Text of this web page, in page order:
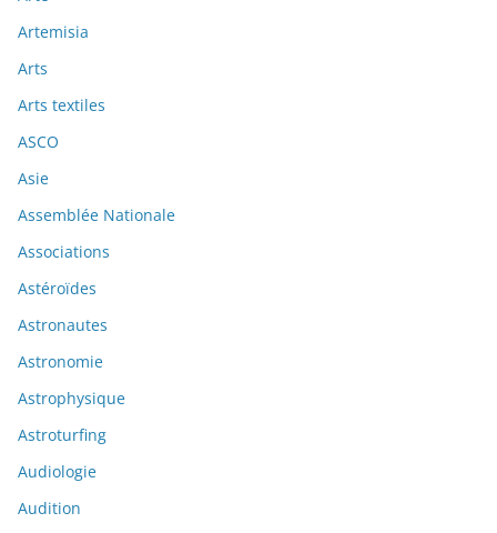
Artemisia
Arts
Arts textiles
ASCO
Asie
Assemblée Nationale
Associations
Astéroïdes
Astronautes
Astronomie
Astrophysique
Astroturfing
Audiologie
Audition